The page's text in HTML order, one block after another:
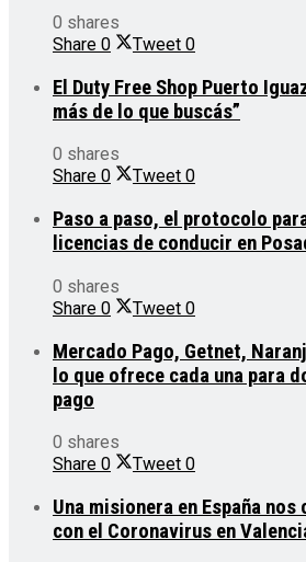
0 shares
Share 0 Tweet 0
El Duty Free Shop Puerto
más de lo que buscás”
0 shares
Share 0 Tweet 0
Paso a paso, el protocolo
licencias de conducir en
0 shares
Share 0 Tweet 0
Mercado Pago, Getnet,
lo que ofrece cada una para
pago
0 shares
Share 0 Tweet 0
Una misionera en España
con el Coronavirus en